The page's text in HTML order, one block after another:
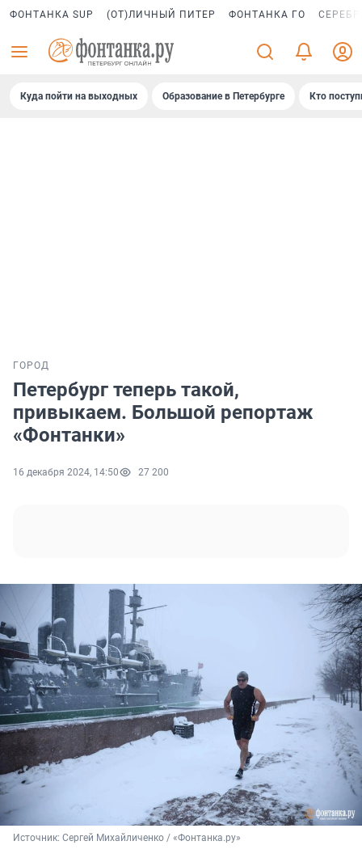
ФОНТАНКА SUP (ОТ)ЛИЧНЫЙ ПИТЕР ФОНТАНКА ГО
Куда пойти на выходных Образование в Петербурге Кто
ГОРОД
Петербург теперь такой,
привыкаем. Большой репортаж
«Фонтанки»
16 декабря 2024, 14:50 27 200
Источник: Сергей Михайличенко / «Фонтанка.ру»